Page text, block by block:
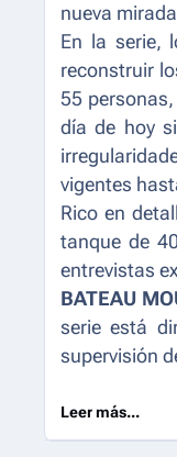
nueva
En la serie,
reconstruir
55
día de hoy
vigentes
Rico en
tanque de
entrevistas
BATEAU
serie está
supervisión
Leer más...